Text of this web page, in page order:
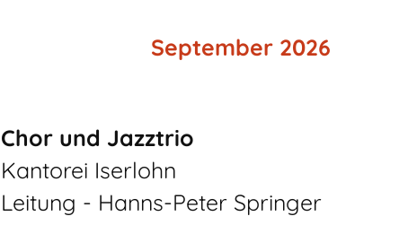
September 2026
Chor und Jazztrio
Kantorei Iserlohn
Leitung - Hanns-Peter Springer